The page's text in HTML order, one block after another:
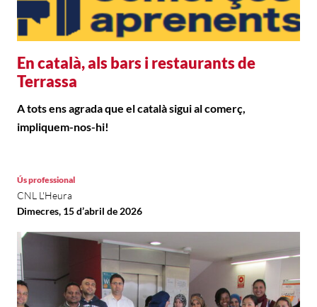
En català, als bars i restaurants de
Terrassa
A tots ens agrada que el català sigui al comerç,
impliquem-nos-hi!
Ús professional
CNL L'Heura
Dimecres, 15 d’abril de 2026